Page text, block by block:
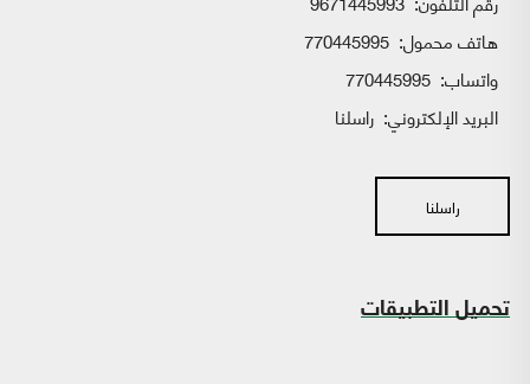
هاتف محمول: 770445995
واتساب:
البريد الإلكتروني: راسلنا
راسلنا
تحميل التطبيقات